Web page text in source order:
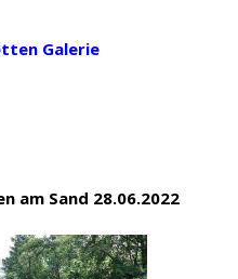
Galerie
am Sand 28.06.2022